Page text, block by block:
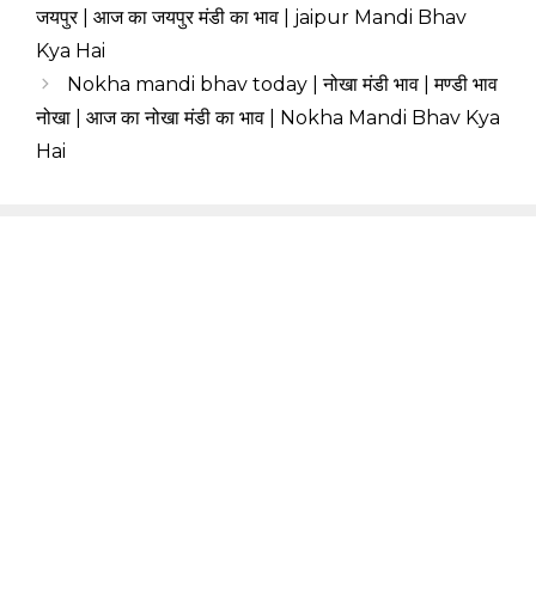
जयपुर | आज का जयपुर मंडी का भाव | jaipur Mandi Bhav
Kya Hai
Nokha mandi bhav today | नोखा मंडी भाव | मण्डी भाव
नोखा | आज का नोखा मंडी का भाव | Nokha Mandi Bhav Kya
Hai